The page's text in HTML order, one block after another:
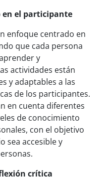
en el participante
enfoque centrado en
que cada persona
y
actividades están
y adaptables a las
de los participantes.
en cuenta diferentes
de conocimiento
con el objetivo
sea accesible y
crítica